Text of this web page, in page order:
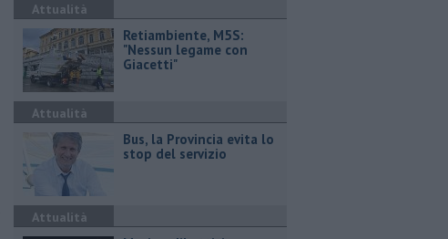
Attualità
Retiambiente, M5S:
"Nessun legame con
Giacetti"
Attualità
Bus, la Provincia evita lo
stop del servizio
Attualità